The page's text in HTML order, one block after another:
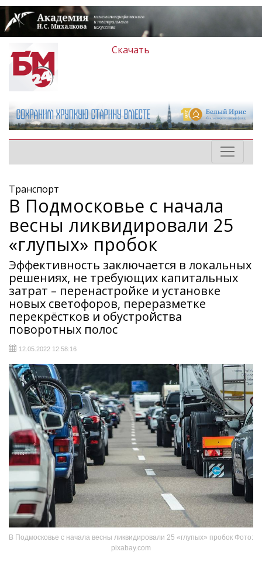
Скачать
Транспорт
В Подмосковье с начала
весны ликвидировали 25
«глупых» пробок
Эффективность заключается в локальных
решениях, не требующих капитальных
затрат – перенастройке и установке
новых светофоров, переразметке
перекрёстков и обустройства
поворотных полос
12.05.2022 12:58:16
В Подмосковье с начала весны ликвидировали 25 «глупых» пробок Фото:
pixabay.com